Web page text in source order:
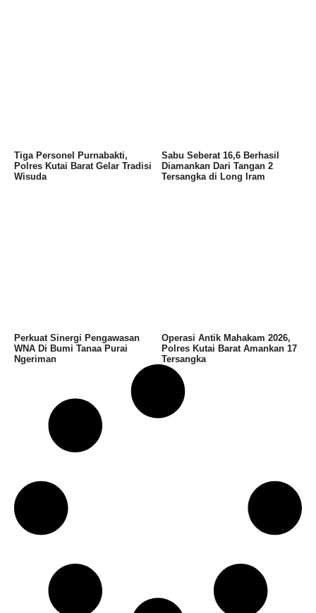
Tiga Personel Purnabakti,
Polres Kutai Barat Gelar Tradisi
Wisuda
Sabu Seberat 16,6 Berhasil
Diamankan Dari Tangan 2
Tersangka di Long Iram
Perkuat Sinergi Pengawasan
WNA Di Bumi Tanaa Purai
Ngeriman
Operasi Antik Mahakam 2026,
Polres Kutai Barat Amankan 17
Tersangka